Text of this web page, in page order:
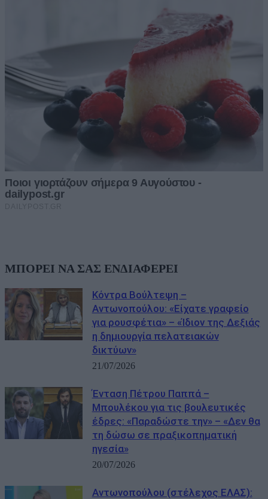
ΜΠΟΡΕΙ ΝΑ ΣΑΣ ΕΝΔΙΑΦΕΡΕΙ
Κόντρα Βούλτεψη –
Αντωνοπούλου: «Είχατε γραφείο
για ρουσφέτια» – «Ίδιον της Δεξιάς
η δημιουργία πελατειακών
δικτύων»
21/07/2026
Ένταση Πέτρου Παππά –
Μπουλέκου για τις βουλευτικές
έδρες: «Παραδώστε την» – «Δεν θα
τη δώσω σε πραξικοπηματική
ηγεσία»
20/07/2026
Αντωνοπούλου (στέλεχος ΕΛΑΣ):